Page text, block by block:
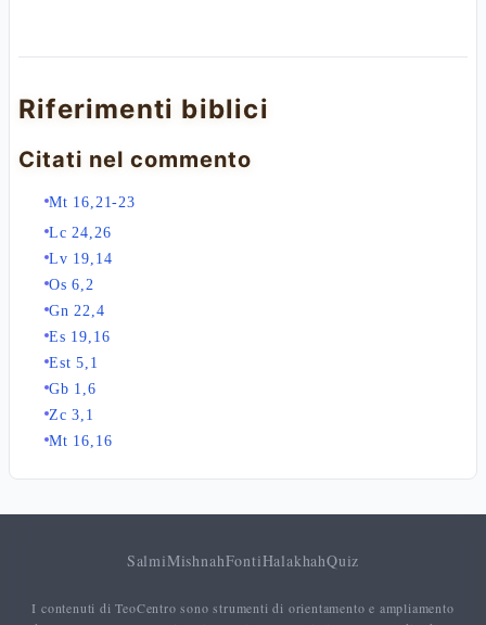
Riferimenti biblici
Citati nel commento
Mt 16,21-23
Lc 24,26
Lv 19,14
Os 6,2
Gn 22,4
Es 19,16
Est 5,1
Gb 1,6
Zc 3,1
Mt 16,16
SalmiMishnahFontiHalakhahQuiz
I contenuti di TeoCentro sono strumenti di orientamento e ampliamento